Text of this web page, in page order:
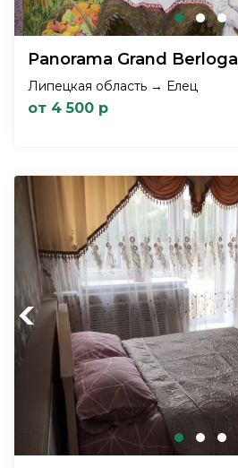
Panorama Grand Berloga
Липецкая область → Елец
от 4 500 р
Previous